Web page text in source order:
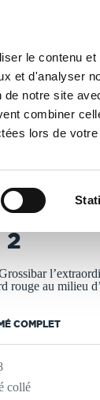
le contenu
et d'analyser
notre site
combiner
lors de
LA
2
rouge au milieu
COMPLET
collé